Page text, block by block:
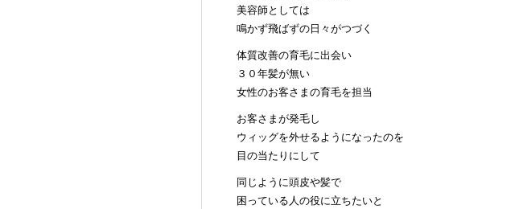
美容師としては
鳴かず飛ばずの日々がつづく
体質改善の育毛に出会い
３０年髪が無い
女性のお客さまの育毛を担当
お客さまが発毛し
ウィッグを外せるようになったのを
目の当たりにして
同じように頭皮や髪で
困っている人の役に立ちたいと